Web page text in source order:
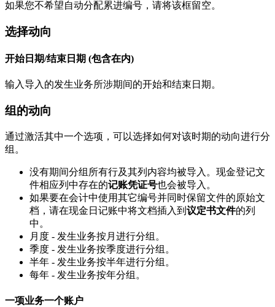
如果您不希望自动分配累进编号，请将该框留空。
选择动向
开始日期/结束日期 (包含在内)
输入导入的发生业务所涉期间的开始和结束日期。
组的动向
通过激活其中一个选项，可以选择如何对该时期的动向进行分
组。
没有期间分组所有行及其列内容均被导入。现金登记文
件相应列中存在的记账凭证号也会被导入。
如果要在会计中使用其它编号并同时保留文件的原始文
档，请在现金日记账中将文档插入到 议定书文件的列
中。
月度 - 发生业务按月进行分组。
季度 - 发生业务按季度进行分组。
半年 - 发生业务按半年进行分组。
每年 - 发生业务按年分组。
一项业务一个账户